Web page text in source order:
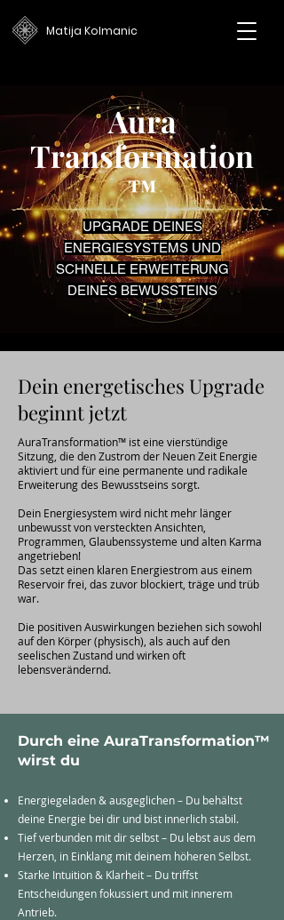
Matija Kolmanic
Aura
Transformation
™
UPGRADE DEINES
ENERGIESYSTEMS UND
SCHNELLE ERWEITERUNG
DEINES BEWUSSTEINS
Dein energetisches Upgrade
beginnt jetzt
AuraTransformation™ ist eine vierstündige
Sitzung, die den Zustrom der Neuen Zeit Energie
aktiviert und für eine permanente und radikale
Erweiterung des Bewusstseins sorgt.
Dein Energiesystem wird nicht mehr länger
unbewusst von versteckten Ansichten,
Programmen, Glaubenssysteme und alten Karma
angetrieben!
Das setzt einen klaren Energiestrom aus einem
Reservoir frei, das zuvor blockiert, träge und trüb
war.
Die positiven Auswirkungen beziehen sich sowohl
auf den Körper (physisch), als auch auf den
seelischen Zustand und wirken oft
lebensverändernd.
Durch eine AuraTransformation™
wirst du
Energiegeladen & ausgeglichen – Du behältst
deine Energie bei dir und bist innerlich stabil.
Tief verbunden mit dir selbst – Du lebst aus dem
Herzen, in Einklang mit deinem höheren Selbst.
Starke Intuition & Klarheit – Du triffst
Entscheidungen fokussiert und mit innerem
Antrieb.